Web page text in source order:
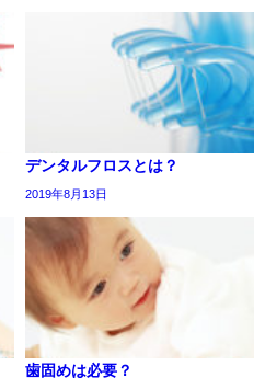
デンタルフロスとは？
2019年8月13日
歯固めは必要？